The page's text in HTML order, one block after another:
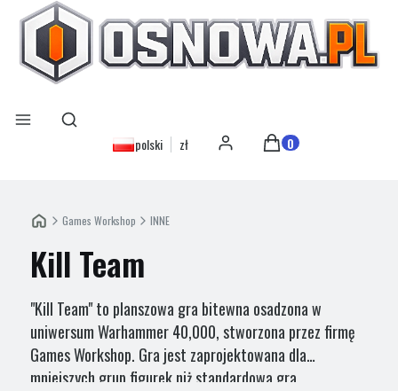
Menu Otwórz wyszukiwarkę
Szukaj
polski zł Zaloguj sięProdukty w koszyku:
Koszyk
Games Workshop INNE
Kill Team
"Kill Team" to planszowa gra bitewna osadzona w
uniwersum Warhammer 40,000, stworzona przez firmę
Games Workshop. Gra jest zaprojektowana dla
mniejszych grup figurek niż standardowa gra